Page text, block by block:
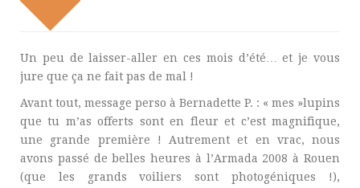
Un peu de laisser-aller en ces mois d’été… et je vous
jure que ça ne fait pas de mal !
Avant tout, message perso à Bernadette P. : « mes »lupins
que tu m’as offerts sont en fleur et c’est magnifique,
une grande première ! Autrement et en vrac, nous
avons passé de belles heures à l’Armada 2008 à Rouen
(que les grands voiliers sont photogéniques !),